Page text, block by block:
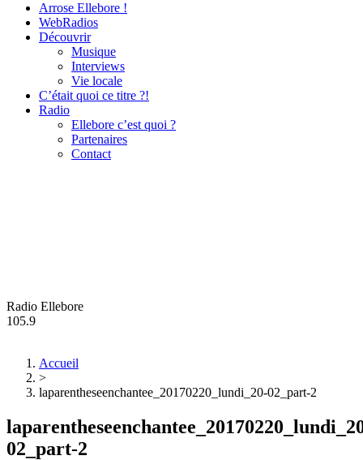
Arrose Ellebore !
WebRadios
Découvrir
Musique
Interviews
Vie locale
C’était quoi ce titre ?!
Radio
Ellebore c’est quoi ?
Partenaires
Contact
Radio Ellebore
105.9
Accueil
>
laparentheseenchantee_20170220_lundi_20-02_part-2
02_part-2